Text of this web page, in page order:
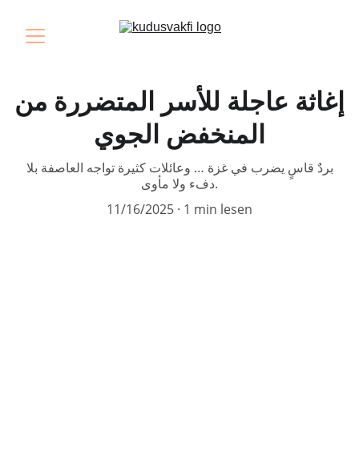
إغاثة عاجلة للأسر المتضررة من
المنخفض الجوي
بردٌ قاسٍ يضرب في غزة … وعائلات كثيرة تواجه العاصفة بلا
دفء ولا مأوى.
11/16/2025 1 min lesen